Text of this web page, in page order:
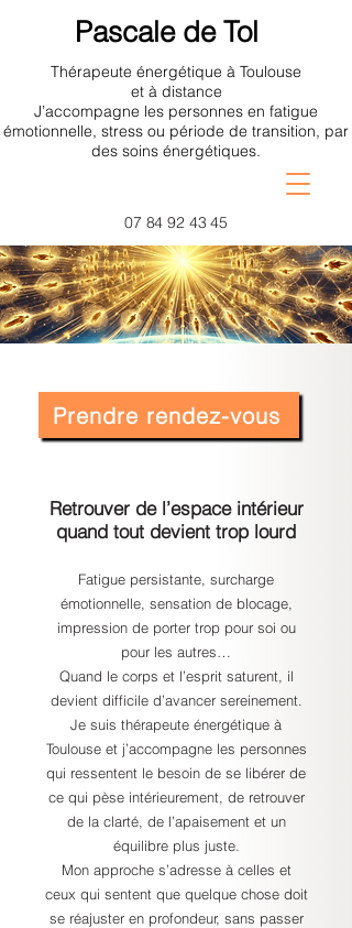
Pascale de Tol
Thérapeute énergétique à Toulouse
et à distance
J’accompagne les personnes en fatigue
émotionnelle, stress ou période de transition, par
des soins énergétiques.
07 84 92 43 45
Prendre rendez-vous
Retrouver de l’espace intérieur
quand tout devient trop lourd
Fatigue persistante, surcharge
émotionnelle, sensation de blocage,
impression de porter trop pour soi ou
pour les autres…
Quand le corps et l’esprit saturent, il
devient difficile d’avancer sereinement.
Je suis thérapeute énergétique à
Toulouse et j’accompagne les personnes
qui ressentent le besoin de se libérer de
ce qui pèse intérieurement, de retrouver
de la clarté, de l’apaisement et un
équilibre plus juste.
Mon approche s’adresse à celles et
ceux qui sentent que quelque chose doit
se réajuster en profondeur, sans passer